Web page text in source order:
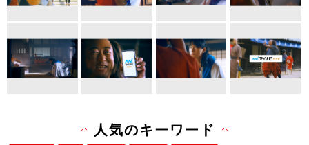
人気のキーワード